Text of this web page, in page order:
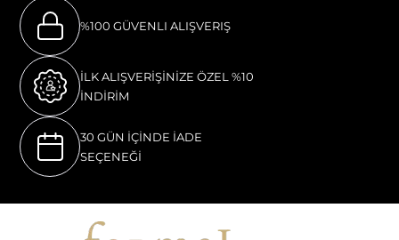
%100 GÜVENLI ALIŞVERIŞ
İLK ALIŞVERİŞİNİZE ÖZEL %10
İNDİRİM
30 GÜN İÇİNDE İADE
SEÇENEĞİ